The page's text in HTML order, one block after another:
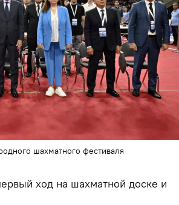
шахматного фестиваля
ход на шахматной доске и